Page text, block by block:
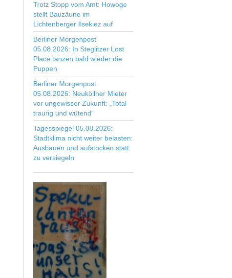
Trotz Stopp vom Amt: Howoge
stellt Bauzäune im
Lichtenberger Ilsekiez auf
Berliner Morgenpost
05.08.2026: In Steglitzer Lost
Place tanzen bald wieder die
Puppen
Berliner Morgenpost
05.08.2026: Neuköllner Mieter
vor ungewisser Zukunft: „Total
traurig und wütend“
Tagesspiegel 05.08.2026:
Stadtklima nicht weiter belasten:
Ausbauen und aufstocken statt
zu versiegeln